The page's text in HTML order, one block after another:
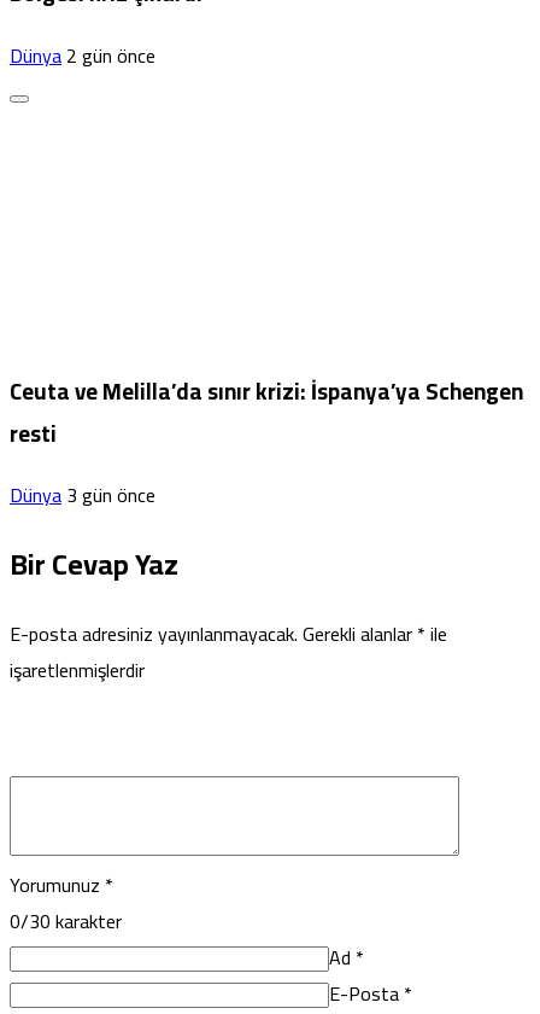
Dünya2 gün önce
Ceuta ve Melilla’da sınır krizi: İspanya’ya Schengen
resti
Dünya3 gün önce
Bir Cevap Yaz
E-posta adresiniz yayınlanmayacak.Gerekli alanlar*ile
işaretlenmişlerdir
Yorumunuz *
0/30 karakter
Ad *
E-Posta*